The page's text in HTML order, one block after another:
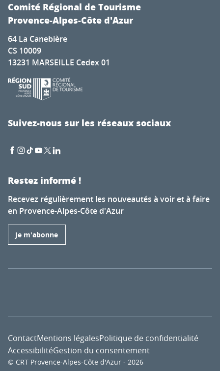
Comité Régional de Tourisme
Provence-Alpes-Côte d'Azur
64 La Canebière
CS 10009
13231 MARSEILLE Cedex 01
Suivez-nous sur les réseaux sociaux
Restez informé !
Recevez régulièrement les nouveautés à voir et à faire
en Provence-Alpes-Côte d'Azur
Je m'abonne
© CRT Provence-Alpes-Côte d'Azur - 2026
ContactMentions légalesPolitique de confidentialité
AccessibilitéGestion du consentement